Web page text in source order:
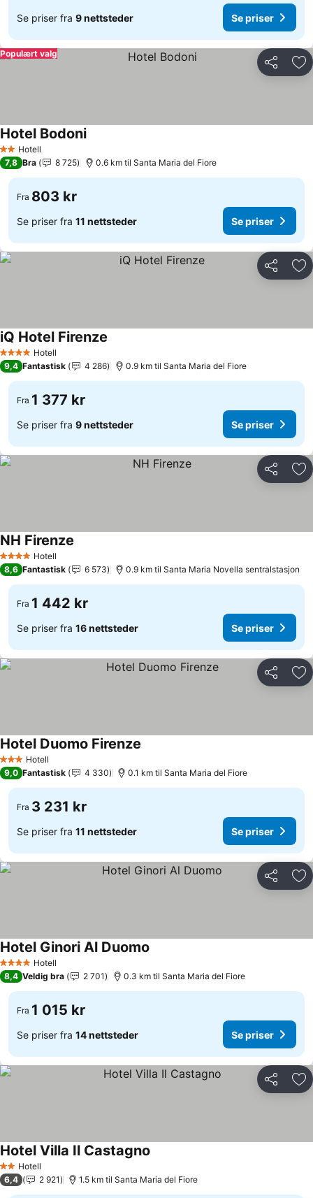
Se priser fra 9 nettsteder Se priser
Del
Populært valg
2 Stjerner
Hotell
Hotel Bodoni
7,8 Bra 8 725 0.6 km til Santa Maria del Fiore
Fra 803 kr
Se priser fra 11 nettsteder Se priser
Del
4 StjernerHotell
iQ Hotel Firenze
9,4 Fantastisk 4 286 0.9 km til Santa Maria del Fiore
Fra 1 377 kr
Se priser fra 9 nettsteder Se priser
Del
4 StjernerHotell
NH Firenze
8,6 Fantastisk 6 573 0.9 km til Santa Maria Novella sentralstasjon
Fra 1 442 kr
Se priser fra 16 nettsteder Se priser
Del
3 StjernerHotell
Hotel Duomo Firenze
9,0 Fantastisk 4 330 0.1 km til Santa Maria del Fiore
Fra 3 231 kr
Se priser fra 11 nettsteder Se priser
Del
4 StjernerHotell
Hotel Ginori Al Duomo
8,4 Veldig bra 2 701 0.3 km til Santa Maria del Fiore
Fra 1 015 kr
Se priser fra 14 nettsteder Se priser
Del
2 Stjerner
Hotell
Hotel Villa Il Castagno
6,4 2 921 1.5 km til Santa Maria del Fiore